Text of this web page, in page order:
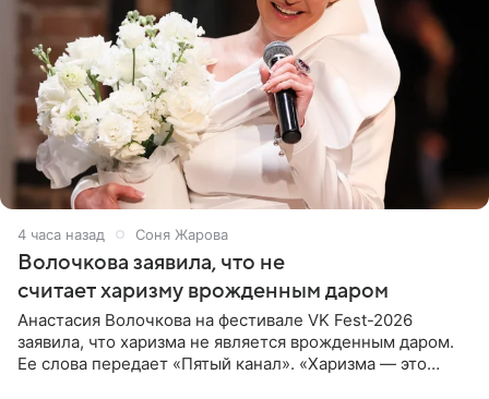
4 часа назад Соня Жарова
Волочкова заявила, что не
считает харизму врожденным даром
Анастасия Волочкова на фестивале VK Fest-2026
заявила, что харизма не является врожденным даром.
Ее слова передает «Пятый канал». «Харизма — это